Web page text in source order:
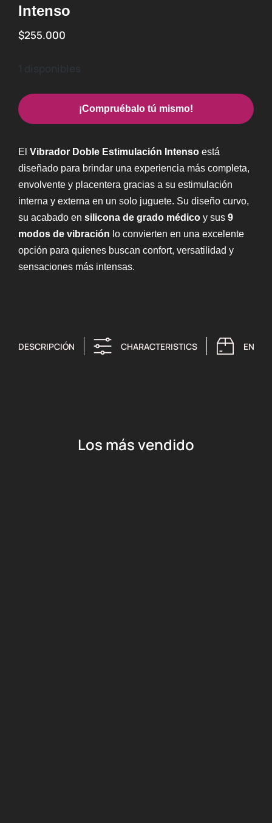
Intenso
$255.000
¡Compruébalo tú mismo!
El Vibrador Doble Estimulación Intenso está
diseñado para brindar una experiencia más completa,
envolvente y placentera gracias a su estimulación
interna y externa en un solo juguete. Su diseño curvo,
su acabado en silicona de grado médico y sus 9
modos de vibración lo convierten en una excelente
opción para quienes buscan confort, versatilidad y
sensaciones más intensas.
DESCRIPCIÓN CHARACTERISTICS
Los más vendido